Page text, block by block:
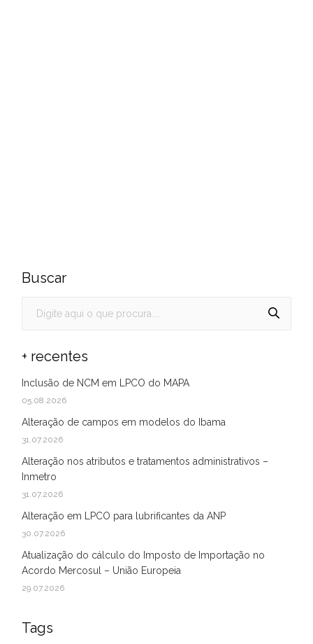
Buscar
+ recentes
Inclusão de NCM em LPCO do MAPA
05.08.2026
Alteração de campos em modelos do Ibama
31.07.2026
Alteração nos atributos e tratamentos administrativos –
Inmetro
31.07.2026
Alteração em LPCO para lubrificantes da ANP
30.07.2026
Atualização do cálculo do Imposto de Importação no
Acordo Mercosul – União Europeia
29.07.2026
Tags